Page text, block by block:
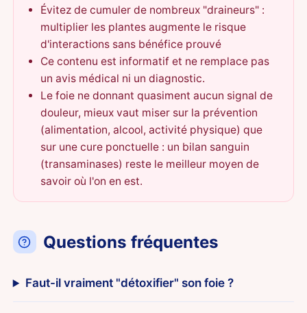
Évitez de cumuler de nombreux "draineurs" :
multiplier les plantes augmente le risque
d'interactions sans bénéfice prouvé
Ce contenu est informatif et ne remplace pas
un avis médical ni un diagnostic.
Le foie ne donnant quasiment aucun signal de
douleur, mieux vaut miser sur la prévention
(alimentation, alcool, activité physique) que
sur une cure ponctuelle : un bilan sanguin
(transaminases) reste le meilleur moyen de
savoir où l'on en est.
Questions fréquentes
Faut-il vraiment "détoxifier" son foie ?